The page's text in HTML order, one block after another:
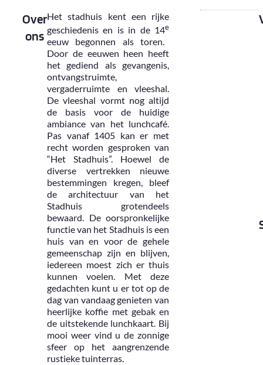
Over
ons
Het stadhuis kent een rijke
geschiedenis en is in de 14e
eeuw begonnen als toren.
Door de eeuwen heen heeft
het gediend als gevangenis,
ontvangstruimte,
vergaderruimte en vleeshal.
De vleeshal vormt nog altijd
de basis voor de huidige
ambiance van het lunchcafé.
Pas vanaf 1405 kan er met
recht worden gesproken van
“Het Stadhuis”. Hoewel de
diverse vertrekken nieuwe
bestemmingen kregen, bleef
de architectuur van het
Stadhuis grotendeels
bewaard. De oorspronkelijke
functie van het Stadhuis is een
huis van en voor de gehele
gemeenschap zijn en blijven,
iedereen moest zich er thuis
kunnen voelen. Met deze
gedachten kunt u er tot op de
dag van vandaag genieten van
heerlijke koffie met gebak en
de uitstekende lunchkaart. Bij
mooi weer vind u de zonnige
sfeer op het aangrenzende
rustieke tuinterras.